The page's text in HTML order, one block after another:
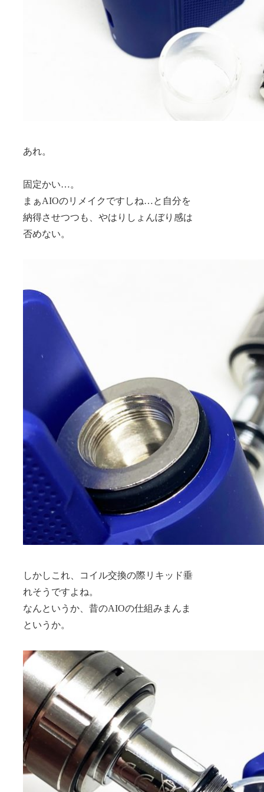
あれ。
固定かい…。
まぁAIOのリメイクですしね…と自分を
納得させつつも、やはりしょんぼり感は
否めない。
しかしこれ、コイル交換の際リキッド垂
れそうですよね。
なんというか、昔のAIOの仕組みまんま
というか。